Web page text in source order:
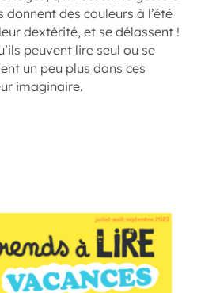
des couleurs à l’été
dextérité, et se délassent !
peuvent lire seul ou se
un peu plus dans ces
imaginaire.